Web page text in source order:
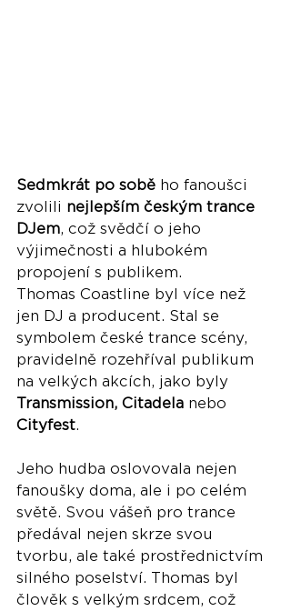
Sedmkrát po sobě ho fanoušci
zvolili nejlepším českým trance
DJem, což svědčí o jeho
výjimečnosti a hlubokém
propojení s publikem.
Thomas Coastline byl více než
jen DJ a producent. Stal se
symbolem české trance scény,
pravidelně rozehříval publikum
na velkých akcích, jako byly
Transmission, Citadela nebo
Cityfest.
Jeho hudba oslovovala nejen
fanoušky doma, ale i po celém
světě. Svou vášeň pro trance
předával nejen skrze svou
tvorbu, ale také prostřednictvím
silného poselství. Thomas byl
člověk s velkým srdcem, což